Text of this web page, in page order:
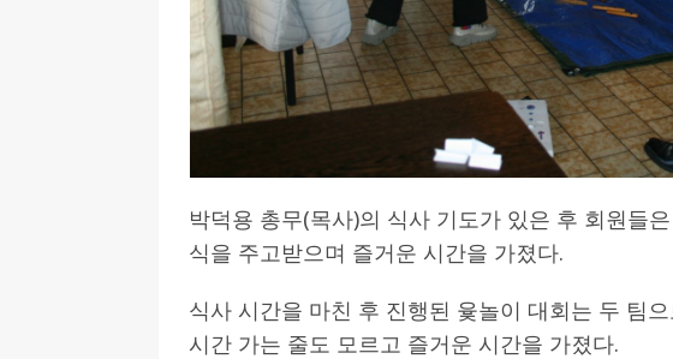
박덕용 총무(목사)의 식사 기도가 있은 후 회원들
식을 주고받으며 즐거운 시간을 가졌다.
식사 시간을 마친 후 진행된 윷놀이 대회는 두 팀
시간 가는 줄도 모르고 즐거운 시간을 가졌다.